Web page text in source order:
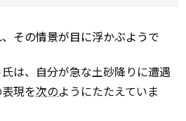
その情景が目に浮かぶようで
は、自分が急な土砂降りに遭遇
現を次のようにたたえていま